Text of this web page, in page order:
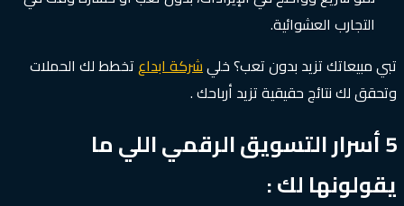
التجارب العشوائية.
تبي مبيعاتك تزيد بدون تعب؟ خليشركة ابداعتخطط لك الحملات
وتحقق لك نتائج حقيقية تزيد أرباحك .
5 أسرار التسويق الرقمي اللي ما
يقولونها لك :